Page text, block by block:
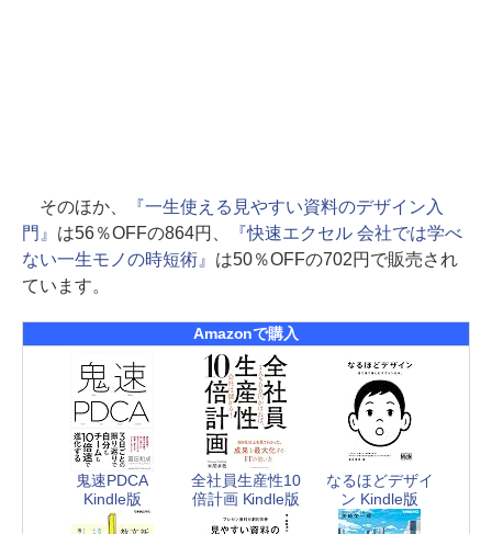
そのほか、
『一生使える見やすい資料のデザイン入
門』 は56％OFFの864円、
『快速エクセル 会社では学べ
ない一生モノの時短術』 は50％OFFの702円で販売され
ています。
Amazonで購入
鬼速PDCA
Kindle版
全社員生産性10
倍計画 Kindle版
なるほどデザイ
ン Kindle版